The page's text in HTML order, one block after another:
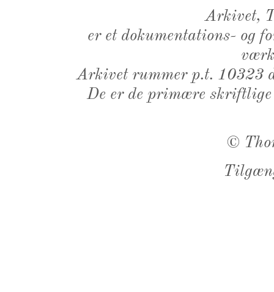
Arkivet,
er et dokumentations- og
Arkivet rummer p.t. 10323
De er de primære
©